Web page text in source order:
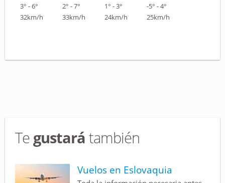
3° - 6°
32km/h
2° - 7°
33km/h
1° - 3°
24km/h
-5° - 4°
25km/h
Te gustará también
Vuelos en Eslovaquia